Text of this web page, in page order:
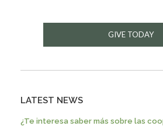
GIVE TODAY
LATEST NEWS
¿Te interesa saber más sobre las